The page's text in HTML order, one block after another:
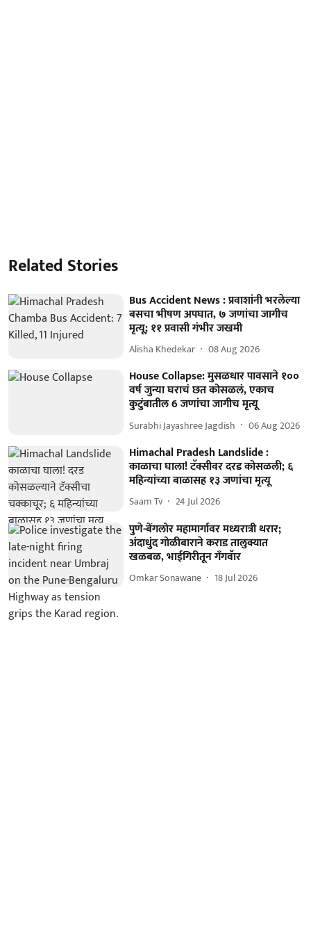
Related Stories
Bus Accident News : प्रवाशांनी भरलेल्या
बसचा भीषण अपघात, ७ जणांचा जागीच
मृत्यू; ११ प्रवासी गंभीर जखमी
Alisha Khedekar 08 Aug 2026
House Collapse: मुसळधार पावसाने १००
वर्ष जुन्या घराचं छत कोसळलं, एकाच
कुटुंबातील 6 जणांचा जागीच मृत्यू
Surabhi Jayashree Jagdish 06 Aug 2026
Himachal Pradesh Landslide :
काळाचा घाला! टॅक्सीवर दरड कोसळली; ६
महिन्यांच्या बाळासह १३ जणांचा मृत्यू
Saam Tv 24 Jul 2026
पुणे-बेंगलोर महामार्गावर मध्यरात्री थरार;
अंदाधुंद गोळीबाराने कराड तालुक्यात
खळबळ, भाईगिरीतून गँगवॅार
Omkar Sonawane 18 Jul 2026